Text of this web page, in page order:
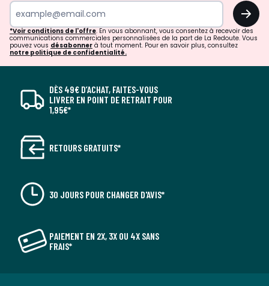
OK
*Voir conditions de l'offre. En vous abonnant, vous consentez à recevoir des
communications commerciales personnalisées de la part de La Redoute. Vous
pouvez vous désabonner à tout moment. Pour en savoir plus, consultez
notre politique de confidentialité.
DÈS 49€ D’ACHAT, FAITES-VOUS
LIVRER EN POINT DE RETRAIT POUR
1,95€*
RETOURS GRATUITS*
30 JOURS POUR CHANGER D'AVIS*
PAIEMENT EN 2X, 3X OU 4X SANS
FRAIS*